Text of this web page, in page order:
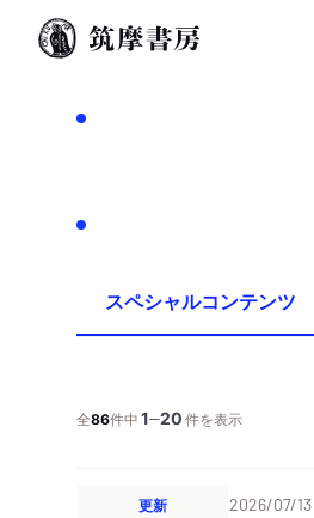
スペシャルコンテンツ
全86件中1─20件を表示
更新 2026/07/13